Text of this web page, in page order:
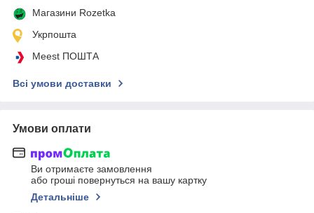
Магазини Rozetka
Укрпошта
Meest ПОШТА
Всі умови доставки
Умови оплати
Ви отримаєте замовлення
або гроші повернуться на вашу картку
Детальніше